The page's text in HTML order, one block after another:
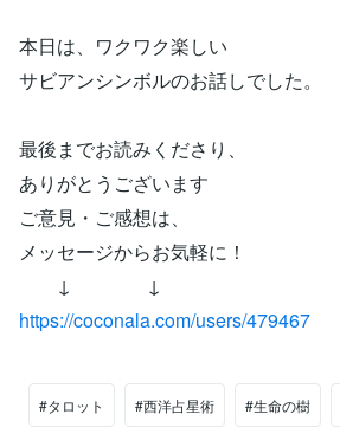
本日は、ワクワク楽しい
サビアンシンボルのお話しでした。
最後までお読みくださり、
ありがとうございます
ご意見・ご感想は、
メッセージからお気軽に！
↓ ↓
https://coconala.com/users/479467
#タロット #西洋占星術 #生命の樹